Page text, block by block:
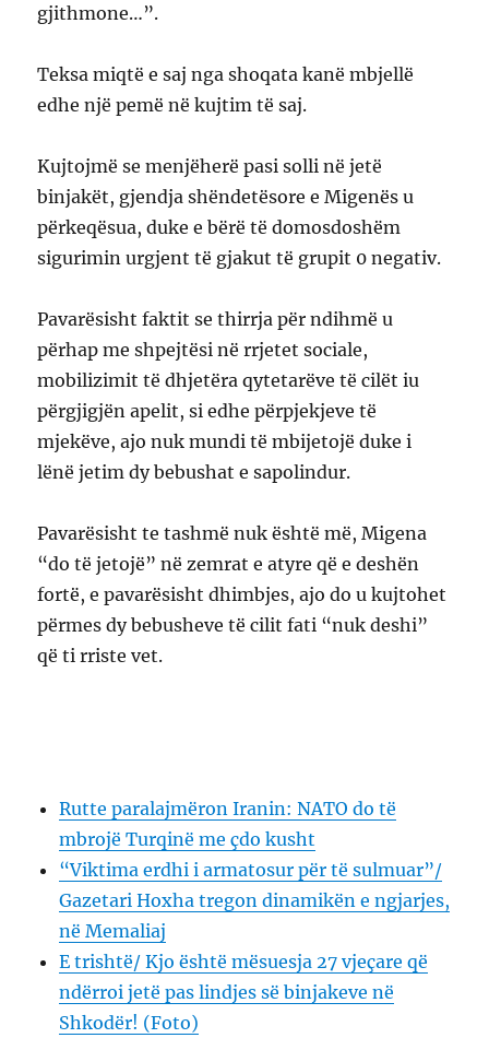
gjithmone…”.
Teksa miqtë e saj nga shoqata kanë mbjellë
edhe një pemë në kujtim të saj.
Kujtojmë se menjëherë pasi solli në jetë
binjakët, gjendja shëndetësore e Migenës u
përkeqësua, duke e bërë të domosdoshëm
sigurimin urgjent të gjakut të grupit 0 negativ.
Pavarësisht faktit se thirrja për ndihmë u
përhap me shpejtësi në rrjetet sociale,
mobilizimit të dhjetëra qytetarëve të cilët iu
përgjigjën apelit, si edhe përpjekjeve të
mjekëve, ajo nuk mundi të mbijetojë duke i
lënë jetim dy bebushat e sapolindur.
Pavarësisht te tashmë nuk është më, Migena
“do të jetojë” në zemrat e atyre që e deshën
fortë, e pavarësisht dhimbjes, ajo do u kujtohet
përmes dy bebusheve të cilit fati “nuk deshi”
që ti rriste vet.
Rutte paralajmëron Iranin: NATO do të
mbrojë Turqinë me çdo kusht
“Viktima erdhi i armatosur për të sulmuar”/
Gazetari Hoxha tregon dinamikën e ngjarjes,
në Memaliaj
E trishtë/ Kjo është mësuesja 27 vjeçare që
ndërroi jetë pas lindjes së binjakeve në
Shkodër! (Foto)